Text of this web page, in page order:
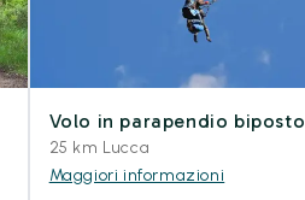
Volo in parapendio biposto
25 km Lucca
Maggiori informazioni